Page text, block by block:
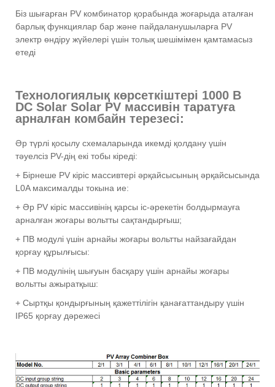
Біз шығарған PV комбинатор қорабында жоғарыда аталған
барлық функциялар бар және пайдаланушыларға PV
электр өндіру жүйелері үшін толық шешімімен қамтамасыз
етеді
Технологиялық көрсеткіштері 1000 В
DC Solar Solar PV массивін таратуға
арналған комбайн терезесі:
Әр түрлі қосылу схемаларында икемді қолдану үшін
тәуелсіз PV-дің екі тобы кіреді:
+ Бірнеше PV кіріс массивтері әрқайсысының әрқайсысында
L0A максималды токына ие:
+ Әр PV кіріс массивінің қарсы іс-әрекетін болдырмауға
арналған жоғары вольтты сақтандырғыш;
+ ПВ модулі үшін арнайы жоғары вольтты найзағайдан
қорғау құрылғысы:
+ ПВ модулінің шығуын басқару үшін арнайы жоғары
вольтты ажыратқыш:
+ Сыртқы қондырғының қажеттілігін қанағаттандыру үшін
IP65 қорғау дәрежесі